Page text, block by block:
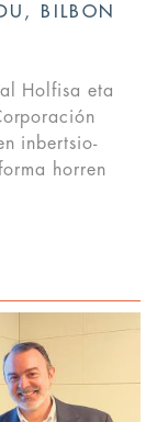
BILBON
Holfisa eta
inbertsio-
horren